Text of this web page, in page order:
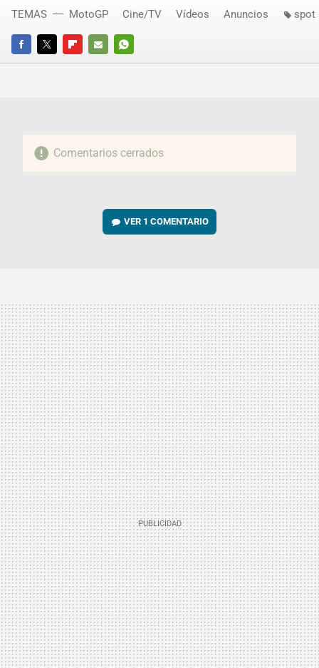
FACEBOOKTWITTERFLIPBOARD
E-
WHATSAPP
TEMAS MotoGP Cine/TV Vídeos Anuncios spot
Comentarios cerrados
VER 1 COMENTARIO